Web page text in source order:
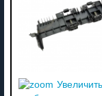
Увеличить